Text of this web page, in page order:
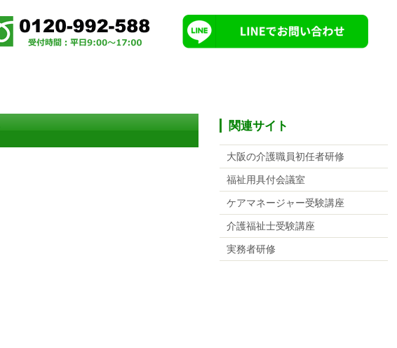
関連サイト
大阪の介護職員初任者研修
福祉用具付会議室
ケアマネージャー受験講座
介護福祉士受験講座
実務者研修